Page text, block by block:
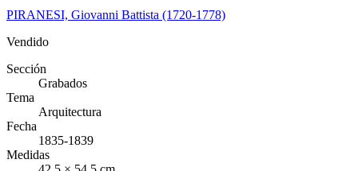
PIRANESI, Giovanni Battista (1720-1778)
Vendido
Sección
Grabados
Tema
Arquitectura
Fecha
1835-1839
Medidas